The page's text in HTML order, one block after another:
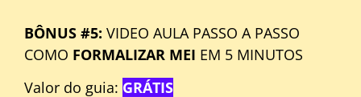
BÔNUS #5: VIDEO AULA PASSO A PASSO
COMO FORMALIZAR MEI EM 5 MINUTOS
Valor do guia: GRÁTIS